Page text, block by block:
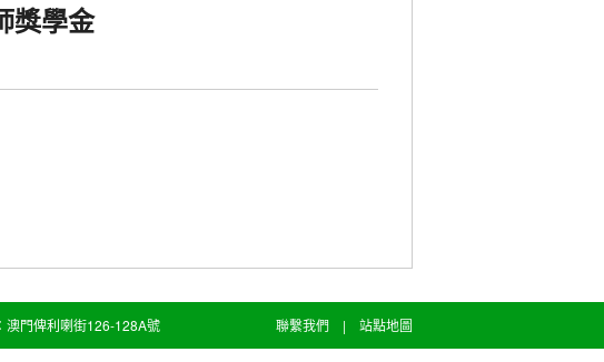
獎學金
澳門俾利喇街126-128A號 聯繫我們 | 站點地圖